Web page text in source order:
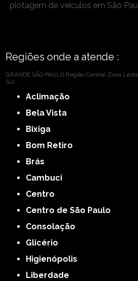
plotagem de veiculos em São
Regiões onde a atende :
GRANDE SÃO PAULO Região Central Zona Leste
Sul
Aclimação
Bela Vista
Bixiga
Bom Retiro
Brás
Cambuci
Centro
Centro de São Paulo
Consolação
Glicério
Higienópolis
Liberdade